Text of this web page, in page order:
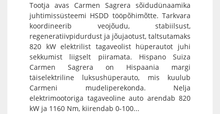
Tootja avas Carmen Sagrera sõidudünaamika
juhtimissüsteemi HSDD tööpõhimõtte. Tarkvara
koordineerib veojõudu, stabiilsust,
regeneratiivpidurdust ja jõujaotust, taltsutamaks
820 kW elektrilist tagaveolist hüperautot juhi
sekkumist liigselt piiramata. Hispano Suiza
Carmen Sagrera on Hispaania margi
täiselektriline luksushüperauto, mis kuulub
Carmeni mudeliperekonda. Nelja
elektrimootoriga tagaveoline auto arendab 820
kW ja 1160 Nm, kiirendab 0-100...